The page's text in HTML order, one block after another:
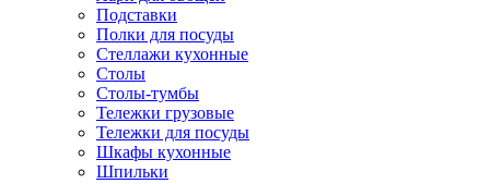
Подставки
Полки для посуды
Стеллажи кухонные
Столы
Столы-тумбы
Тележки грузовые
Тележки для посуды
Шкафы кухонные
Шпильки